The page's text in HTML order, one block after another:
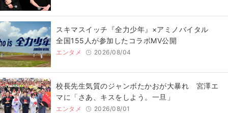
スキマスイッチ『全力少年』×アミノバイタル
全国155人が参加したコラボMV公開
エンタメ 2026/08/04
校長先生気質のジャンボたかおが大暴れ 宮澤エ
マに「さあ、キスをしよう。一旦」
エンタメ 2026/08/01